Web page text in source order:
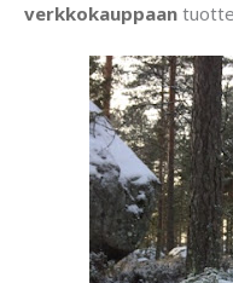
verkkokauppaan